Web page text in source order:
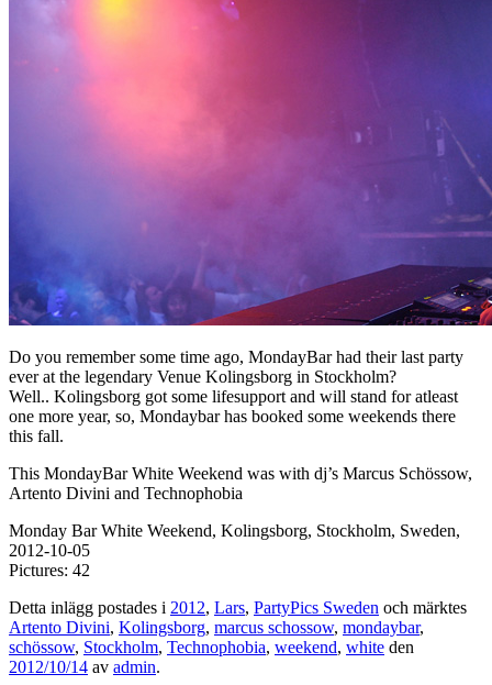
Do you remember some time ago, MondayBar had their last party
ever at the legendary Venue Kolingsborg in Stockholm?
Well.. Kolingsborg got some lifesupport and will stand for atleast
one more year, so, Mondaybar has booked some weekends there
this fall.
This MondayBar White Weekend was with dj’s Marcus Schössow,
Artento Divini and Technophobia
Monday Bar White Weekend, Kolingsborg, Stockholm, Sweden,
2012-10-05
Pictures: 42
Detta inlägg postades i 2012, Lars, PartyPics Sweden och märktes
Artento Divini, Kolingsborg, marcus schossow, mondaybar,
schössow, Stockholm, Technophobia, weekend, white den
2012/10/14 av admin.